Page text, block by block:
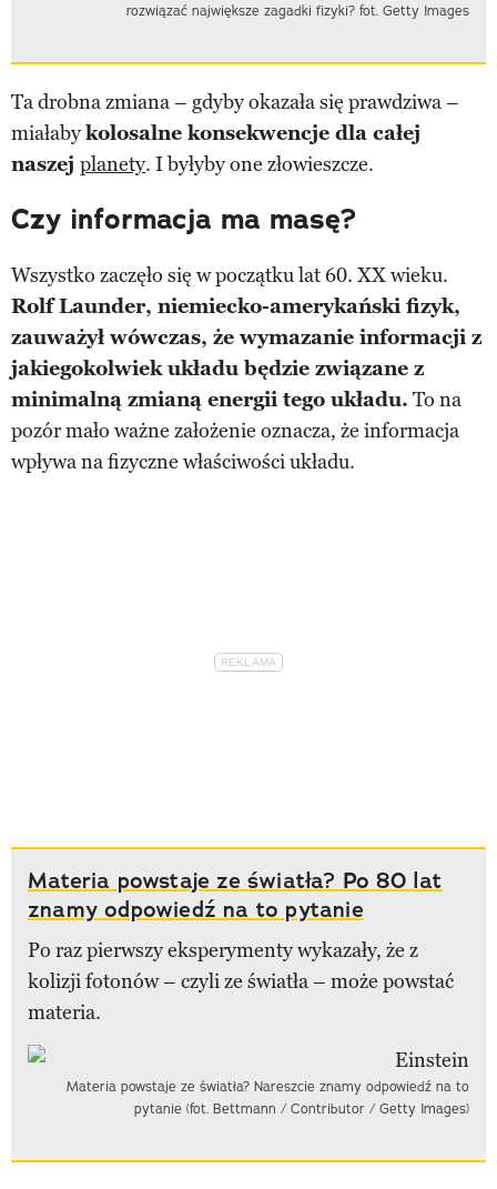
rozwiązać największe zagadki fizyki? fot. Getty Images
Ta drobna zmiana – gdyby okazała się prawdziwa –
miałabykolosalne konsekwencje dla całej
naszej planety. I byłyby one złowieszcze.
Czy informacja ma masę?
Wszystko zaczęło się w początku lat 60. XX wieku.
Rolf Launder, niemiecko-amerykański fizyk,
zauważył wówczas, że wymazanie informacji z
jakiegokolwiek układu będzie związane z
minimalną zmianą energii tego układu. To na
pozór mało ważne założenie oznacza, że informacja
wpływa na fizyczne właściwości układu.
Materia powstaje ze światła? Po 80 lat
znamy odpowiedź na to pytanie
Po raz pierwszy eksperymenty wykazały, że z
kolizji fotonów – czyli ze światła – może powstać
materia.
Materia powstaje ze światła? Nareszcie znamy odpowiedź na to
pytanie (fot. Bettmann / Contributor / Getty Images)